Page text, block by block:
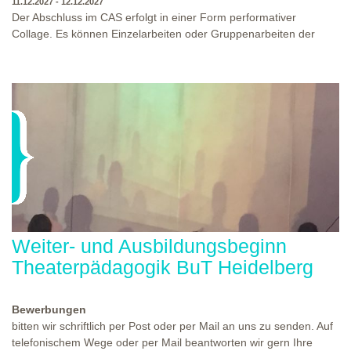
Der Abschluss im CAS erfolgt in einer Form performativer
Collage. Es können Einzelarbeiten oder Gruppenarbeiten der
Ausbildungsprogramm zu erleben. Die Studierenden des
oder Präsentation. Wir freuen uns über Begegnungen und
WO?
Weiter- und Ausbildungsbeginn
Theaterpädagogik BuT Heidelberg
Bewerbungen
bitten wir schriftlich per Post oder per Mail an uns zu senden. Auf
telefonischem Wege oder per Mail beantworten wir gern Ihre